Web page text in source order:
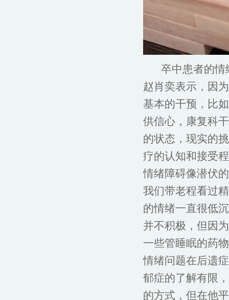
卒中患者的情
赵肖奕表示，因
基本的干预，比
供信心，康复科
的状态，现实的
疗的认知和接受
情绪障碍像潜伏
我们带老程看过
的情绪一直很低
并不积极，但因
一些管睡眠的药
情绪问题在后遗
郁症的了解有限
的方式，但在他